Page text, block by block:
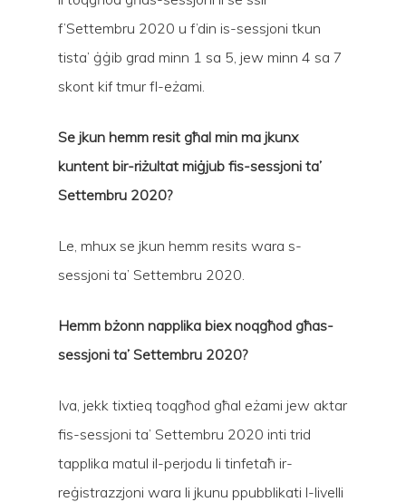
f’Settembru 2020 u f’din is-sessjoni tkun
tista’ ġġib grad minn 1 sa 5, jew minn 4 sa 7
skont kif tmur fl-eżami.
Se jkun hemm resit għal min ma jkunx
kuntent bir-riżultat miġjub fis-sessjoni ta’
Settembru 2020?
Le, mhux se jkun hemm resits wara s-
sessjoni ta’ Settembru 2020.
Hemm bżonn napplika biex noqgħod għas-
sessjoni ta’ Settembru 2020?
Iva, jekk tixtieq toqgħod għal eżami jew aktar
fis-sessjoni ta’ Settembru 2020 inti trid
tapplika matul il-perjodu li tinfetaħ ir-
reġistrazzjoni wara li jkunu ppubblikati l-livelli